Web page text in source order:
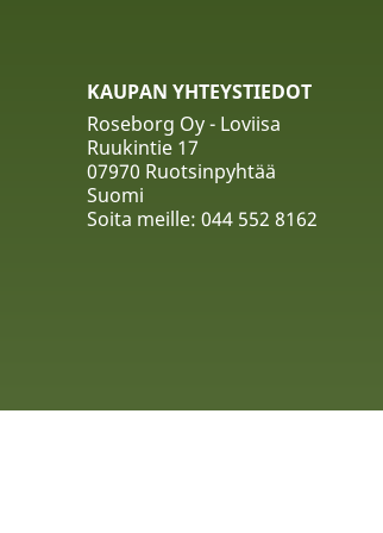
KAUPAN YHTEYSTIEDOT
Roseborg Oy - Loviisa
Ruukintie 17
07970 Ruotsinpyhtää
Suomi
Soita meille: 044 552 8162